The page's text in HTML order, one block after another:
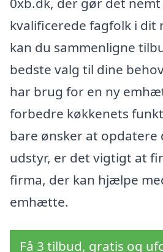
kvalificerede fagfolk i
kan du sammenligne
bedste valg til dine
har brug for en ny
forbedre køkkenets
bare ønsker at opdatere
udstyr, er det vigtigt at
firma, der kan hjælpe
emhætte.
Få 3 tilbud, gratis og